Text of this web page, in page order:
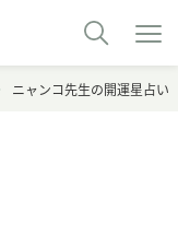
ニャンコ先生の開運星占